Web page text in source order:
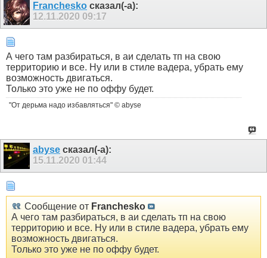
Franchesko сказал(-а):
12.11.2020 09:17
А чего там разбираться, в аи сделать тп на свою
территорию и все. Ну или в стиле вадера, убрать ему
возможность двигаться.
Только это уже не по оффу будет.
"От дерьма надо избавляться" © abyse
abyse сказал(-а):
15.11.2020 01:44
Сообщение от Franchesko
А чего там разбираться, в аи сделать тп на свою
территорию и все. Ну или в стиле вадера, убрать ему
возможность двигаться.
Только это уже не по оффу будет.